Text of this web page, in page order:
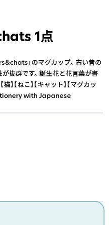
1点
」のマグカップ。 古い昔の
抜群です。 誕生花と花言葉が書
【ねこ】【キャット】【マグカッ
with Japanese